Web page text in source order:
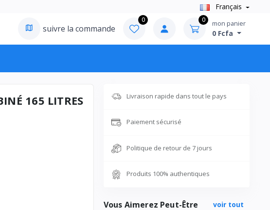
Français
suivre la commande
0 0 mon panier
0 Fcfa
165 LITRES
Livraison rapide dans tout le pays
Paiement sécurisé
Politique de retour de 7 jours
Produits 100% authentiques
Vous Aimerez Peut-Être
voir tout